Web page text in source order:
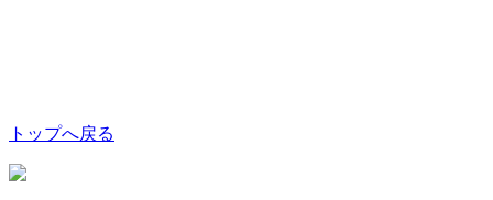
トップへ戻る